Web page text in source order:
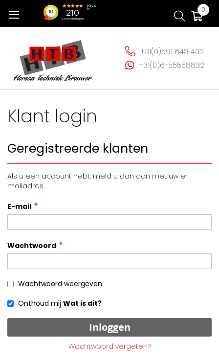
naar
0
+31(0)591 648 402
+31(0)6-55558832
Klant login
Geregistreerde klanten
Als u een account hebt, meld u dan aan met uw e-
mailadres.
E-mail
Wachtwoord
Wachtwoord weergeven
Onthoud mij Wat is dit?
Inloggen
Wachtwoord vergeten?